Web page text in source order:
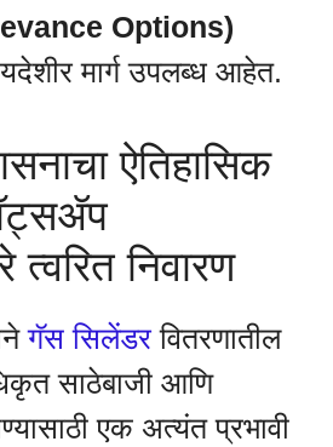
Options)
मार्ग उपलब्ध आहेत.
ऐतिहासिक
त्वरित निवारण
गॅस सिलेंडरवितरणातील
साठेबाजी आणि
एक अत्यंत प्रभावी